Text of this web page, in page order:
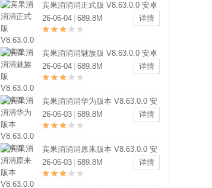
宾果消消消正式版 V8.63.0.0 安卓
版
26-06-04 689.8M 详情
宾果消消消魅族版 V8.63.0.0 安卓
版
26-06-04 689.8M 详情
宾果消消消华为版本 V8.63.0.0 安
卓版
26-06-03 689.8M 详情
宾果消消消原来版本 V8.63.0.0 安
卓版
26-06-03 689.8M 详情